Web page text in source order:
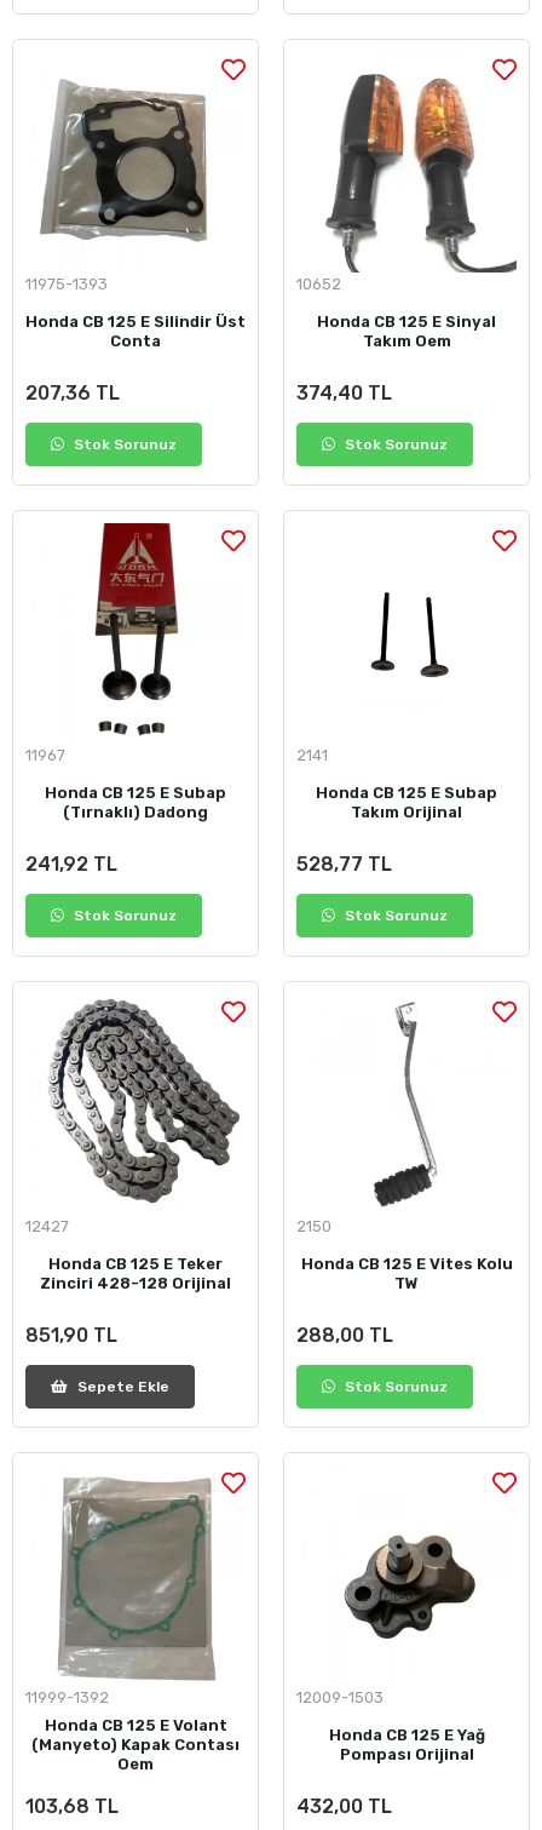
11975-1393
Honda CB 125 E Silindir Üst
Conta
207,36 TL
Stok Sorunuz
10652
Honda CB 125 E Sinyal
Takım Oem
374,40 TL
Stok Sorunuz
11967
Honda CB 125 E Subap
(Tırnaklı) Dadong
241,92 TL
Stok Sorunuz
2141
Honda CB 125 E Subap
Takım Orijinal
528,77 TL
Stok Sorunuz
12427
Honda CB 125 E Teker
Zinciri 428-128 Orijinal
851,90 TL
Sepete Ekle
2150
Honda CB 125 E Vites Kolu
TW
288,00 TL
Stok Sorunuz
11999-1392
Honda CB 125 E Volant
(Manyeto) Kapak Contası
Oem
103,68 TL
12009-1503
Honda CB 125 E Yağ
Pompası Orijinal
432,00 TL